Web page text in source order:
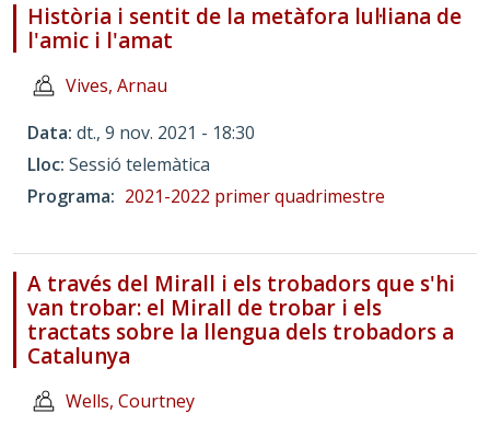
Història i sentit de la metàfora lul·liana de
l'amic i l'amat
Vives, Arnau
Data dt., 9 nov. 2021 - 18:30
Lloc Sessió telemàtica
Programa
2021-2022 primer quadrimestre
A través del Mirall i els trobadors que s'hi
van trobar: el Mirall de trobar i els
tractats sobre la llengua dels trobadors a
Catalunya
Wells, Courtney